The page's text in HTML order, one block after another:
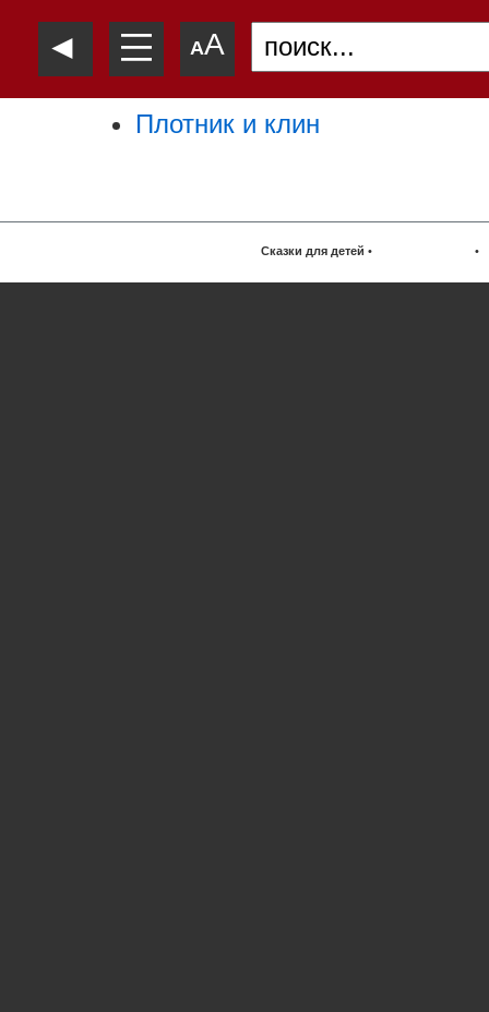
◄ —
—
— AA
Плотник и клин
Сказки для детей • •